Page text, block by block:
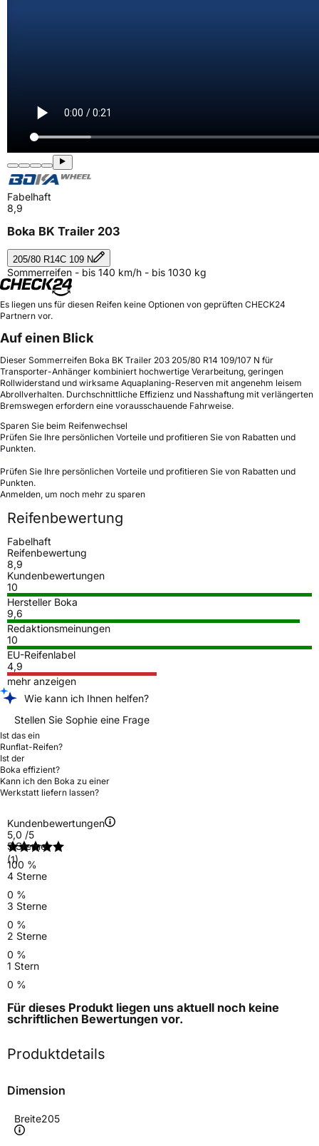
Fabelhaft
8,9
Boka BK Trailer 203
205/80 R14C 109 N
Sommerreifen - bis 140 km/h - bis 1030 kg
Es liegen uns für diesen Reifen keine Optionen von geprüften CHECK24
Partnern vor.
Auf einen Blick
Dieser Sommerreifen Boka BK Trailer 203 205/80 R14 109/107 N für
Transporter-Anhänger kombiniert hochwertige Verarbeitung, geringen
Rollwiderstand und wirksame Aquaplaning-Reserven mit angenehm leisem
Abrollverhalten. Durchschnittliche Effizienz und Nasshaftung mit verlängerten
Bremswegen erfordern eine vorausschauende Fahrweise.
Sparen Sie beim Reifenwechsel
Prüfen Sie Ihre persönlichen Vorteile und profitieren Sie von Rabatten und
Punkten.
Prüfen Sie Ihre persönlichen Vorteile und profitieren Sie von Rabatten und
Punkten.
Anmelden, um noch mehr zu sparen
Reifenbewertung
Fabelhaft
Reifenbewertung
8,9
Kundenbewertungen
10
Hersteller Boka
9,6
Redaktionsmeinungen
10
EU-Reifenlabel
4,9
mehr anzeigen
Wie kann ich Ihnen helfen?
Stellen Sie Sophie eine Frage
Ist das ein
Runflat-Reifen?
Ist der
Boka effizient?
Kann ich den Boka zu einer
Werkstatt liefern lassen?
Kundenbewertungen
5,0 /5
(1)
5 Sterne
100 %
4 Sterne
0 %
3 Sterne
0 %
2 Sterne
0 %
1 Stern
0 %
Für dieses Produkt liegen uns aktuell noch keine
schriftlichen Bewertungen vor.
Produktdetails
Dimension
Breite205